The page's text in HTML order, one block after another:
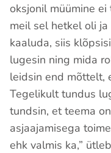
oksjonil müümine
meil sel hetkel oli
kaaluda, siis
lugesin ning mida
leidsin end mõttelt,
Tegelikult tundus
tundsin, et teema
asjaajamisega
ehk valmis ka,”